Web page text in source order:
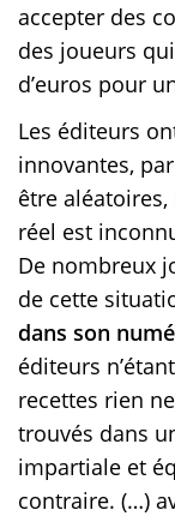
accepter des
des joueurs
d’euros pour
Les éditeurs
innovantes,
être
réel est
De nombreux
de cette
dans son
éditeurs
recettes rien
trouvés dans
impartiale et
contraire. (…)